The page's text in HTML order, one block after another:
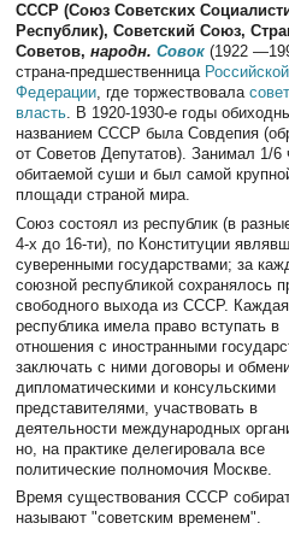
СССР (Союз Советских
Республик), Советский Союз,
Советов,народн.Совок (1922
страна-предшественница Российской
Федерации, где торжествовала
власть. В 1920-1930-е годы
названием СССР была Совдепия
от Советов Депутатов). Занимал 1/6
обитаемой суши и был самой
площади страной мира.
Союз состоял из республик (в
4-х до 16-ти), по Конституции
суверенными государствами; за
союзной республикой сохранялось
свободного выхода из СССР. Каждая
республика имела право вступать в
отношения с иностранными
заключать с ними договоры и
дипломатическими и консульскими
представителями, участвовать в
деятельности международных
но, на практике делегировала все
политические полномочия Москве.
Время существования СССР
называют "советским временем".